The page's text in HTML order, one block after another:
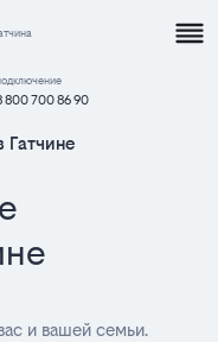
800 700 86 90
Гатчине
и вашей семьи.